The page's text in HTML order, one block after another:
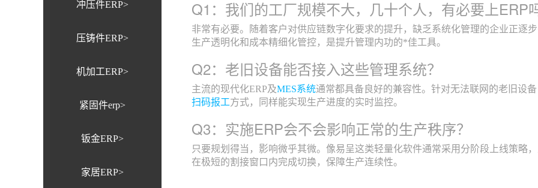
冲压件ERP>
压铸件ERP>
机加工ERP>
紧固件erp>
钣金ERP>
家居ERP>
Q1：我们的工厂规模不大，几十个人，有必要上ERP
非常有必要。随着客户对供应链数字化要求的提升，缺乏系统化管理的企业正逐
生产透明化和成本精细化管控，是提升管理内功的*佳工具。
Q2：老旧设备能否接入这些管理系统？
主流的现代化ERP及MES系统通常都具备良好的兼容性。针对无法联网的老旧设
扫码报工方式，同样能实现生产进度的实时监控。
Q3：实施ERP会不会影响正常的生产秩序？
只要规划得当，影响微乎其微。像易呈这类轻量化软件通常采用分阶段上线策略
在极短的割接窗口内完成切换，保障生产连续性。